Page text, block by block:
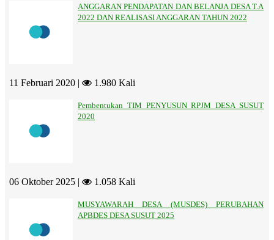
ANGGARAN PENDAPATAN DAN BELANJA DESA T.A
2022 DAN REALISASI ANGGARAN TAHUN 2022
11 Februari 2020 | 1.980 Kali
Pembentukan TIM PENYUSUN RPJM DESA SUSUT
2020
06 Oktober 2025 | 1.058 Kali
MUSYAWARAH DESA (MUSDES) PERUBAHAN
APBDES DESA SUSUT 2025